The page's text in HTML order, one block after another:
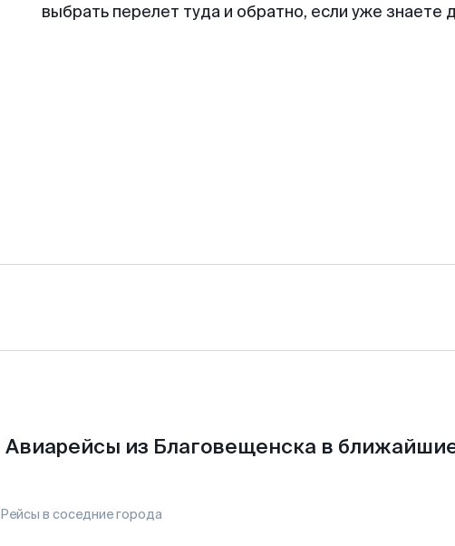
выбрать перелет туда и обратно, если уже знаете
Авиарейсы из Благовещенска в
Рейсы в соседние города